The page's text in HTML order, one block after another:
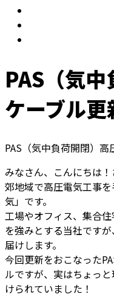
PAS（気
ケーブル更
PAS（気中負荷開閉）高
みなさん、こんにちは
郊地域で高圧電気工事
気」です。
工場やオフィス、集合
を強みとする当社です
届けします。
今回更新をおこなった
ルですが、実はちょっ
けられていました！